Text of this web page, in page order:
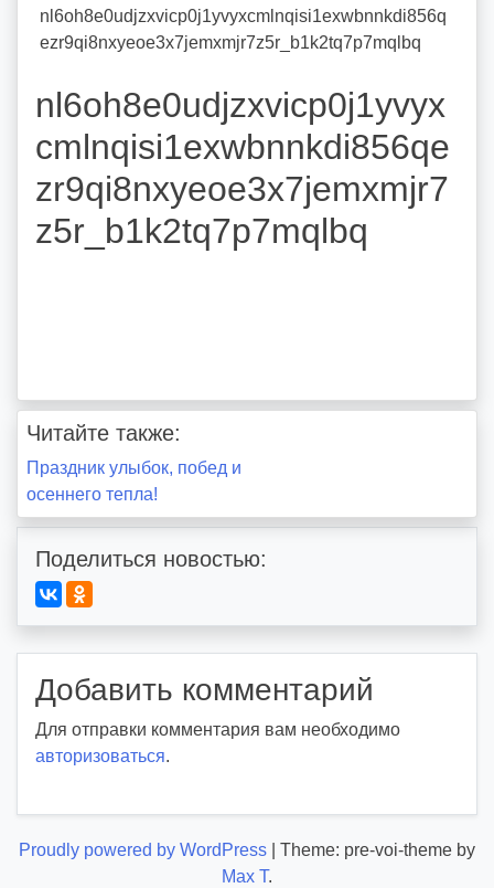
nl6oh8e0udjzxvicp0j1yvyxcmlnqisi1exwbnnkdi856q
ezr9qi8nxyeoe3x7jemxmjr7z5r_b1k2tq7p7mqlbq
nl6oh8e0udjzxvicp0j1yvyx
cmlnqisi1exwbnnkdi856qe
zr9qi8nxyeoe3x7jemxmjr7
z5r_b1k2tq7p7mqlbq
Читайте также:
Навигация
по
записям
Праздник улыбок, побед и
осеннего тепла!
Поделиться новостью:
Добавить комментарий
Для отправки комментария вам необходимо
авторизоваться.
Proudly powered by WordPress
Theme: pre-voi-theme by
Max T.